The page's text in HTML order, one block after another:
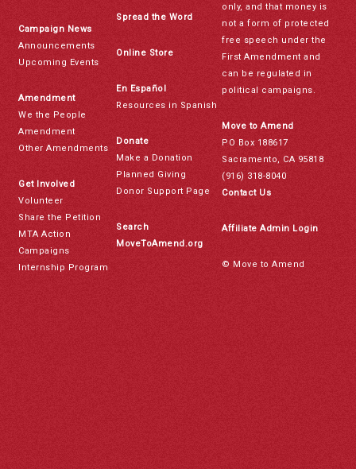
Campaign News
Announcements
Upcoming Events
Amendment
We the People
Amendment
Other Amendments
Get Involved
Volunteer
Share the Petition
MTA Action
Campaigns
Internship Program
Spread the Word
Online Store
En Español
Resources in Spanish
Donate
Make a Donation
Planned Giving
Donor Support Page
Search
MoveToAmend.org
only, and that money is
not a form of protected
free speech under the
First Amendment and
can be regulated in
political campaigns.
Move to Amend
PO Box 188617
Sacramento, CA 95818
(916) 318-8040
Contact Us
Affiliate Admin Login
© Move to Amend